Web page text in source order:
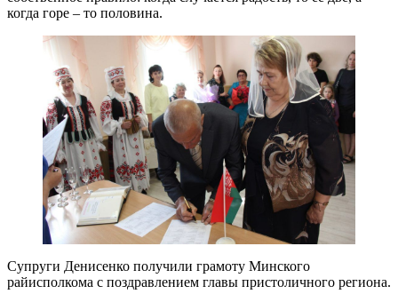
когда горе – то половина.
Супруги Денисенко получили грамоту Минского
райисполкома с поздравлением главы пристоличного региона.